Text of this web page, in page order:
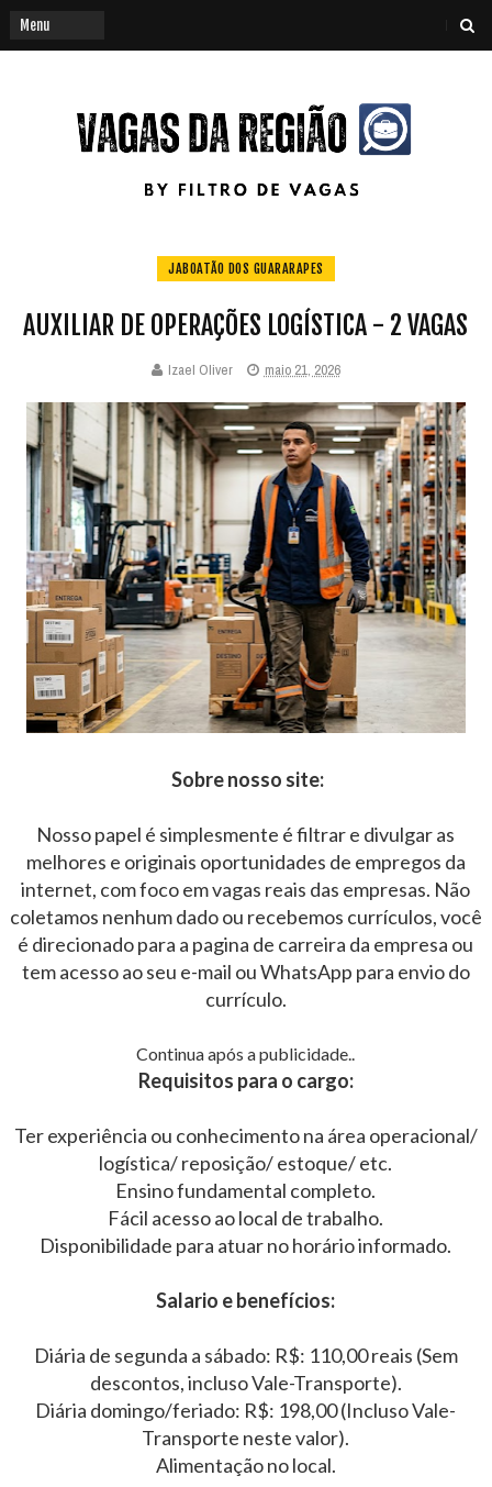
JABOATÃO DOS GUARARAPES
AUXILIAR DE OPERAÇÕES LOGÍSTICA - 2 VAGAS
Izael Oliver maio 21, 2026
Sobre nosso site:
Nosso papel é simplesmente é filtrar e divulgar as
melhores e originais oportunidades de empregos da
internet, com foco em vagas reais das empresas. Não
coletamos nenhum dado ou recebemos currículos, você
é direcionado para a pagina de carreira da empresa ou
tem acesso ao seu e-mail ou WhatsApp para envio do
currículo.
Continua após a publicidade..
Requisitos para o cargo:
Ter experiência ou conhecimento na área operacional/
logística/ reposição/ estoque/ etc.
Ensino fundamental completo.
Fácil acesso ao local de trabalho.
Disponibilidade para atuar no horário informado.
Salario e benefícios:
Diária de segunda a sábado: R$: 110,00 reais (Sem
descontos, incluso Vale-Transporte).
Diária domingo/feriado: R$: 198,00 (Incluso Vale-
Transporte neste valor).
Alimentação no local.